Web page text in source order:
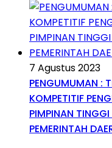
7 Agustus 2023
PENGUMUMAN :
KOMPETITIF
PIMPINAN
PEMERINTAH